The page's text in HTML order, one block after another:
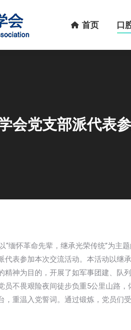
首页 口
会党支部派代表
缅怀革命先辈，继承光荣传统”为主
表参加本次交流活动。本活动以继
神为目的，开展了如军事团建、队
不畏艰险夜间徒步负重5公里山路，
重温入党誓词。通过锻炼，党员们